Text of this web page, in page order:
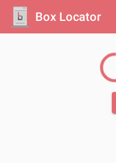
Box Locator